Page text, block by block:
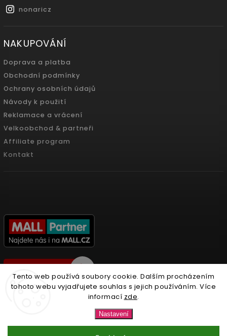
Tento web používá soubory cookie. Dalším procházením
tohoto webu vyjadřujete souhlas s jejich používáním. Více
informací zde.
Nastavení
nonaricz
NAKUPOVÁNÍ
Doprava a platba
Obchodní podmínky
Ochrany osobních údajů
Návody k použití
Reklamace a vrácení
Velkoobchod & partneři
Affiliate program
Kontakt
Nonari.cz. Všechna práva vyhrazena.
Upravit nastavení cookies